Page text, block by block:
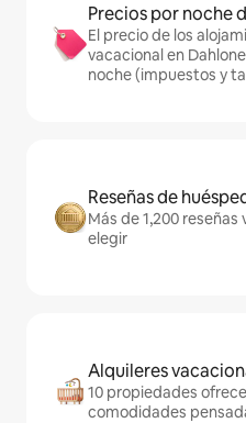
Precios por noche
El precio de los
vacacional en
noche (impuestos y
Reseñas de
Más de 1,200
elegir
Alquileres
10 propiedades
comodidades